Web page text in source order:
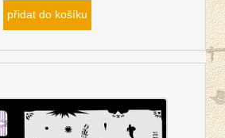
přidat do košíku